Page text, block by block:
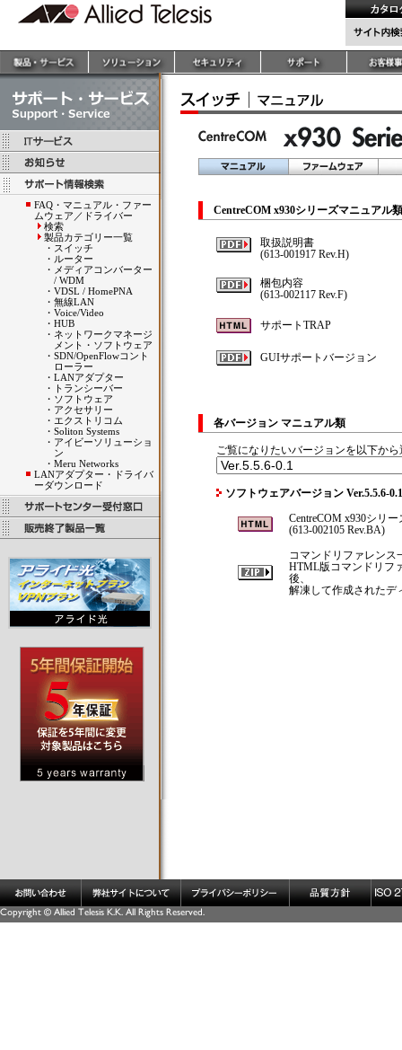
FAQ・マニュアル・ファー
ムウェア／ドライバー
検索
製品カテゴリー一覧
・ スイッチ
・ ルーター
・ メディアコンバーター
/ WDM
・ VDSL / HomePNA
・ 無線LAN
・ Voice/Video
・ HUB
・ ネットワークマネージ
メント・ソフトウェア
・ SDN/OpenFlowコント
ローラー
・ LANアダプター
・
トランシーバー
・ ソフトウェア
・ アクセサリー
・ エクストリコム
・ Soliton Systems
・ アイビーソリューショ
ン
・ Meru Networks
LANアダプター・ドライバ
ーダウンロード
CentreCOM x930シリーズマニュ
取扱説明書
(613-001917 Rev.H)
梱包内容
(613-002117 Rev.F)
サポートTRAP
GUIサポートバージョン
各バージョン マニュアル類
ご覧になりたいバージョンを以下か
ソフトウェアバージョン Ver.5.5.6-
CentreCOM x930シリ
(613-002105 Rev.BA)
コマンドリファレンス
HTML版コマンドリフ
後、
解凍して作成されたデ